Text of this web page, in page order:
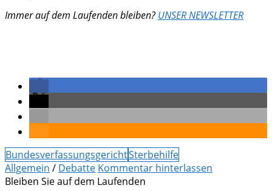
Immer auf dem Laufenden bleiben?UNSER NEWSLETTER
BundesverfassungsgerichtSterbehilfe
Allgemein / Debatte Kommentar hinterlassen
Bleiben Sie auf dem Laufenden